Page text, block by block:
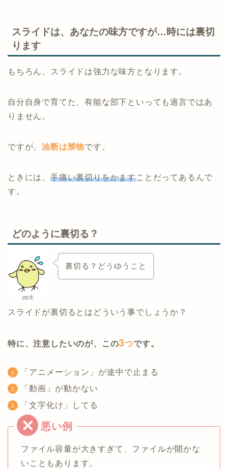
スライドは、あなたの味方ですが…時には裏切
ります
もちろん、スライドは強力な味方となります。
自分自身で育てた、有能な部下といっても過言ではあ
りません。
ですが、油断は禁物です。
ときには、 手痛い裏切りをかますことだってあるんで
す。
どのように裏切る？
pp太
裏切る？どうゆうこと
スライドが裏切るとはどういう事でしょうか？
特に、注意したいのが、この3つです。
「アニメーション」が途中で止まる
「動画」が動かない
「文字化け」してる
ファイル容量が大きすぎて、ファイルが開かな
いこともあります。